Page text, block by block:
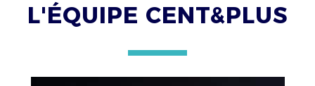
L'ÉQUIPE CENT&PLUS